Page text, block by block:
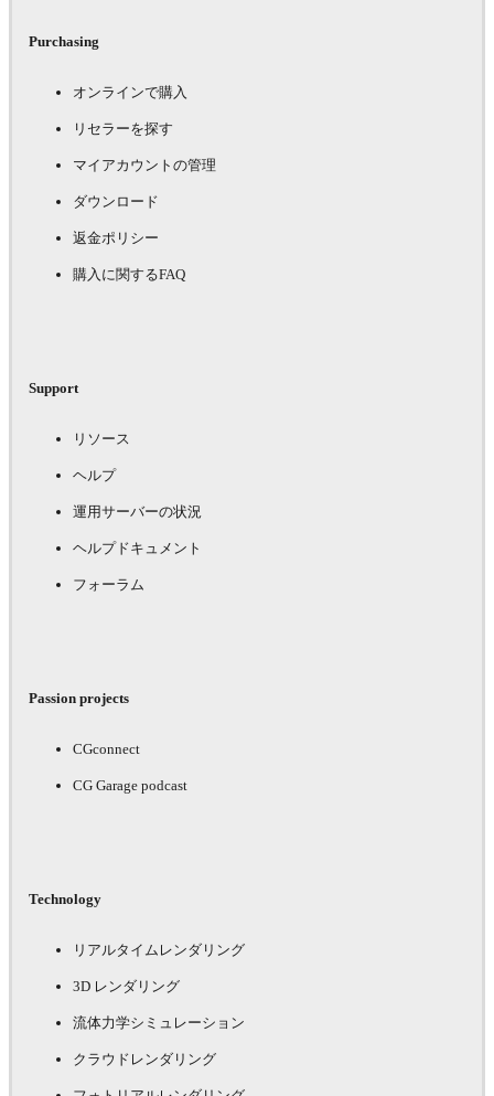
Purchasing
オンラインで購入
リセラーを探す
マイアカウントの管理
ダウンロード
返金ポリシー
購入に関するFAQ
Support
リソース
ヘルプ
運用サーバーの状況
ヘルプドキュメント
フォーラム
Passion projects
CGconnect
CG Garage podcast
Technology
リアルタイムレンダリング
3D レンダリング
流体力学シミュレーション
クラウドレンダリング